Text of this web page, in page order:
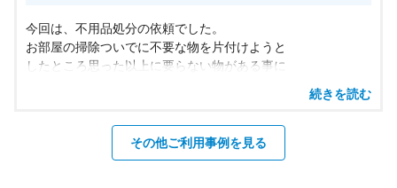
今回は、不用品処分の依頼でした。
お部屋の掃除ついでに不要な物を片付けようと
したところ思った以上に要らない物がある事に
思い込んでただけで実は何個もあったって事……。
全て把握していないので私はよくあるんです💧
特に大きな家具や家電などがあると
続きを読む
その他ご利用事例を見る